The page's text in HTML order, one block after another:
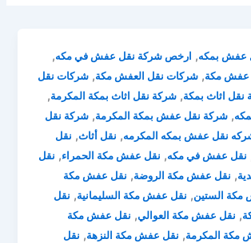
عفش بمكه, ارخص شركة نقل عفش في مكه,
عفش مكة,شركات نقل العفش مكة,شركات نقل
نقل اثاث بمكة,شركة نقل اثاث بمكة المكرمة,
,شركة نقل عفش بمكة المكرمة,شركة نقل
نقل عفش بمكه المكرمه, نقل أثاث, نقل
نقل عفش في مكه, نقل عفش مكة الحمراء, نقل
, نقل عفش مكة الروضة, نقل عفش مكة
الستين, نقل عفش مكة السليمانية, نقل
, نقل عفش مكة العوالي, نقل عفش مكة
مكة المكرمة, نقل عفش مكة النزهة, نقل